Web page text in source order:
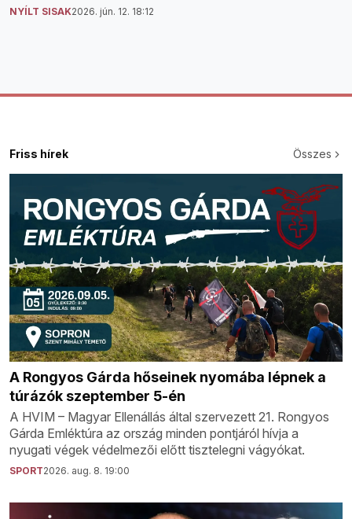
NYÍLT SISAK2026. jún. 12. 18:12
Friss hírek Összes
A Rongyos Gárda hőseinek nyomába lépnek a
túrázók szeptember 5-én
A HVIM – Magyar Ellenállás által szervezett 21. Rongyos
Gárda Emléktúra az ország minden pontjáról hívja a
nyugati végek védelmezői előtt tisztelegni vágyókat.
SPORT2026. aug. 8. 19:00